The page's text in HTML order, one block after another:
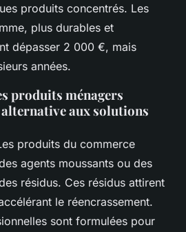
produits concentrés. Les
plus durables et
dépasser 2 000 €, mais
années.
produits ménagers
aux solutions
produits du commerce
agents moussants ou des
résidus. Ces résidus attirent
le réencrassement.
sont formulées pour